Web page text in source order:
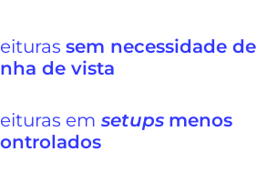
sem necessidade de
de vista
em setups menos